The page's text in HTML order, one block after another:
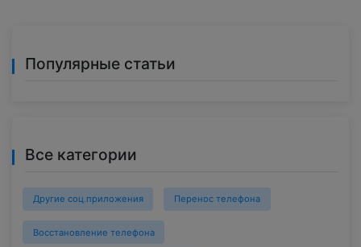
Популярные статьи
Все категории
Другие соц.приложения Перенос телефона
Восстановление телефона